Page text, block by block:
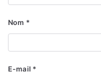
Nom *
E-mail *